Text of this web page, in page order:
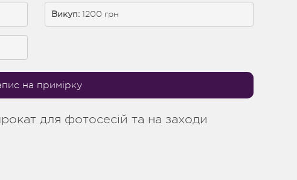
Викуп: 1200 грн
на примірку
для фотосесій та на заходи